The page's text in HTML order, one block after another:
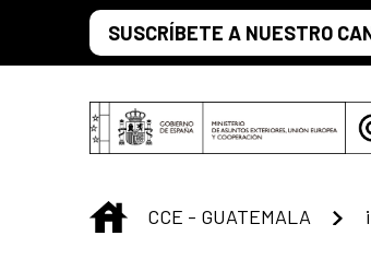
Saltar al contenido principal
SUSCRÍBETE A NUESTRO
INICIO
CCE - GUATEMALA